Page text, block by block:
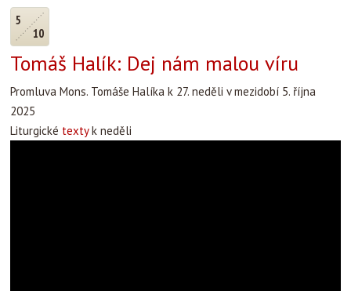
5
10
Tomáš Halík: Dej nám malou víru
Promluva Mons. Tomáše Halíka k 27. neděli v mezidobí 5. října
2025
Liturgické textyk neděli